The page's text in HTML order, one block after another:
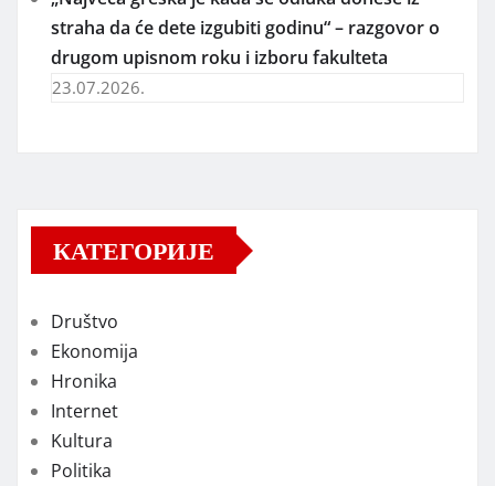
straha da će dete izgubiti godinu“ – razgovor o
drugom upisnom roku i izboru fakulteta
23.07.2026.
КАТЕГОРИЈЕ
Društvo
Ekonomija
Hronika
Internet
Kultura
Politika